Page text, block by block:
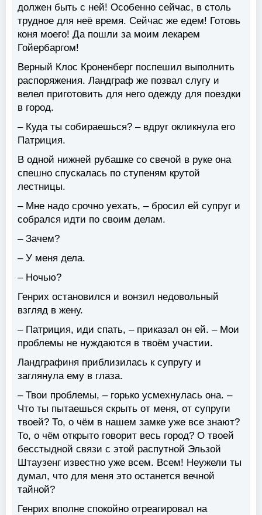
должен быть с ней! Особенно сейчас, в столь
трудное для неё время. Сейчас же едем! Готовь
коня моего! Да пошли за моим лекарем
Гойербаргом!
Верный Клос Кроненберг поспешил выполнить
распоряжения. Ландграф же позвал слугу и
велел приготовить для него одежду для поездки
в город.
– Куда ты собираешься? – вдруг окликнула его
Патриция.
В одной нижней рубашке со свечой в руке она
спешно спускалась по ступеням крутой
лестницы.
– Мне надо срочно уехать, – бросил ей супруг и
собрался идти по своим делам.
– Зачем?
– У меня дела.
– Ночью?
Генрих остановился и вонзил недовольный
взгляд в жену.
– Патриция, иди спать, – приказал он ей. – Мои
проблемы не нуждаются в твоём участии.
Ландграфиня приблизилась к супругу и
заглянула ему в глаза.
– Твои проблемы, – горько усмехнулась она. –
Что ты пытаешься скрыть от меня, от супруги
твоей? То, о чём в нашем замке уже все знают?
То, о чём открыто говорит весь город? О твоей
бесстыдной связи с этой распутной Эльзой
Штаузенг известно уже всем. Всем! Неужели ты
думал, что для меня это останется вечной
тайной?
Генрих вполне спокойно отреагировал на